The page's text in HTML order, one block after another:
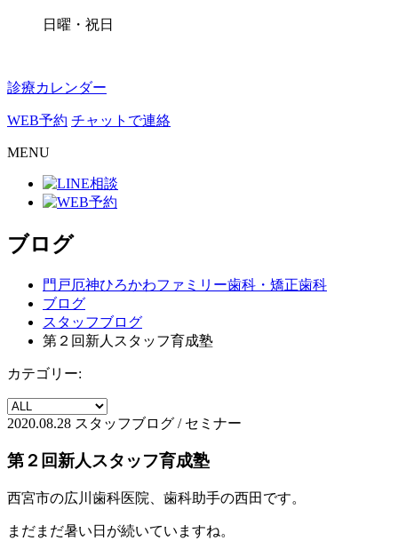
日曜・祝日
診療カレンダー
WEB予約 チャットで連絡
MENU
ブログ
門戸厄神ひろかわファミリー歯科・矯正歯科
ブログ
スタッフブログ
第２回新人スタッフ育成塾
カテゴリー:
2020.08.28 スタッフブログ / セミナー
第２回新人スタッフ育成塾
西宮市の広川歯科医院、歯科助手の西田です。
まだまだ暑い日が続いていますね。